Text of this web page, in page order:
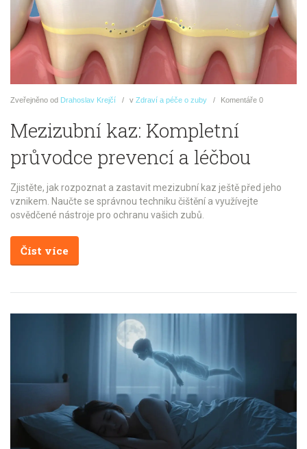
Zveřejněno od Drahoslav Krejčí v Zdraví a péče o zuby Komentáře 0
Mezizubní kaz: Kompletní
průvodce prevencí a léčbou
Zjistěte, jak rozpoznat a zastavit mezizubní kaz ještě před jeho
vznikem. Naučte se správnou techniku čištění a využívejte
osvědčené nástroje pro ochranu vašich zubů.
Číst více